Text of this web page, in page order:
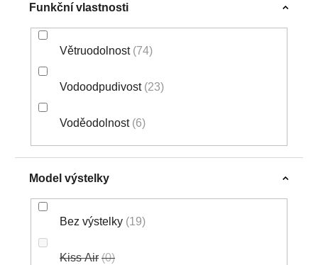
Funkční vlastnosti
Větruodolnost 74
Vodoodpudivost 23
Voděodolnost 6
Model výstelky
Bez výstelky 19
Kiss Air 0